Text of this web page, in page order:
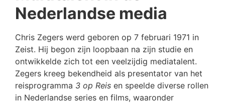
Nederlandse media
Chris Zegers werd geboren op 7 februari 1971 in
Zeist. Hij begon zijn loopbaan na zijn studie en
ontwikkelde zich tot een veelzijdig mediatalent.
Zegers kreeg bekendheid als presentator van het
reisprogramma 3 op Reis en speelde diverse rollen
in Nederlandse series en films, waaronder